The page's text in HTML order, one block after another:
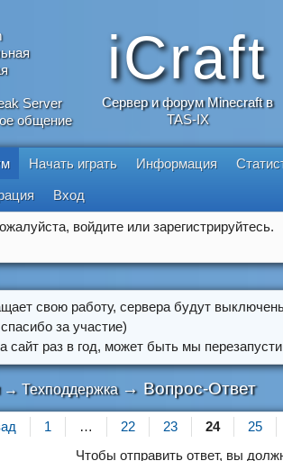
Server
общение
iCraft
Сервер и форум Minecraft в
TAS-IX
Начать играть Информация
Вход
войдите или зарегистрируйтесь.
свою работу, сервера будут
за участие)
сайт раз в год, может быть мы
→Техподдержка → Вопрос-Ответ
1 … 22 23 24
25
Чтобы отправить ответ, вы